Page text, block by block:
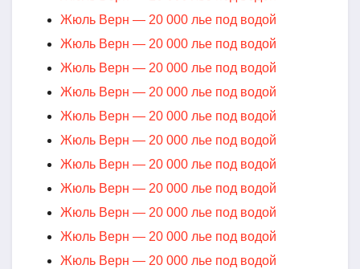
Жюль Верн — 20 000 лье под водой
Жюль Верн — 20 000 лье под водой
Жюль Верн — 20 000 лье под водой
Жюль Верн — 20 000 лье под водой
Жюль Верн — 20 000 лье под водой
Жюль Верн — 20 000 лье под водой
Жюль Верн — 20 000 лье под водой
Жюль Верн — 20 000 лье под водой
Жюль Верн — 20 000 лье под водой
Жюль Верн — 20 000 лье под водой
Жюль Верн — 20 000 лье под водой